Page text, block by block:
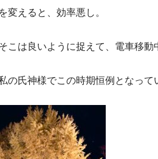
変えると、効率悪し。
こは良いように捉えて、電車移動
の氏神様でこの時期恒例となって